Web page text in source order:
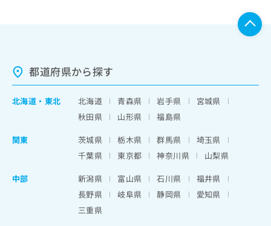
都道府県から探す
北海道 ・ 東北 北海道 青森県 岩手県
宮城県
秋田県
山形県
福島県
関東
茨城県 栃木県 群馬県
埼玉県
千葉県
東京都 神奈川県
山梨県
中部
新潟県 富山県 石川県
福井県
長野県
岐阜県 静岡県
愛知県
三重県